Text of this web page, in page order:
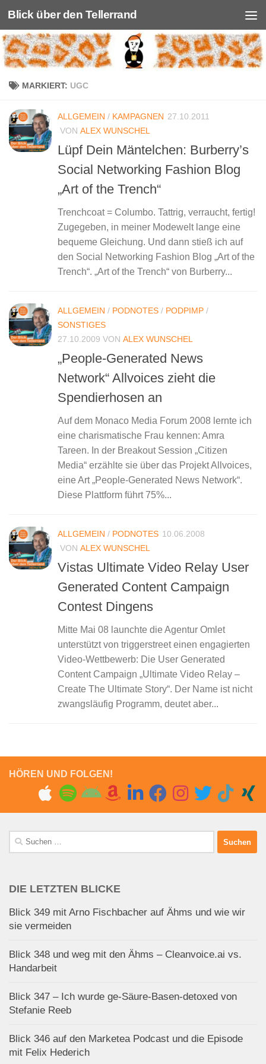
Unter dem Inhalt
Blick über den Tellerrand
MARKIERT: UGC
ALLGEMEIN / KAMPAGNEN 27.10.2011
VON ALEX WUNSCHEL
Lüpf Dein Mäntelchen: Burberry’s
Social Networking Fashion Blog
„Art of the Trench“
Trenchcoat = Columbo. Tattrig, verraucht, fertig!
Zugegeben, in meiner Modewelt lange eine
bequeme Gleichung. Und dann stieß ich auf
den Social Networking Fashion Blog „Art of the
Trench“. „Art of the Trench“ von Burberry...
ALLGEMEIN / PODNOTES / PODPIMP /
SONSTIGES
27.10.2009 VON ALEX WUNSCHEL
„People-Generated News
Network“ Allvoices zieht die
Spendierhosen an
Auf dem Monaco Media Forum 2008 lernte ich
eine charismatische Frau kennen: Amra
Tareen. In der Breakout Session „Citizen
Media“ erzählte sie über das Projekt Allvoices,
eine Art „People-Generated News Network“.
Diese Plattform führt 75%...
ALLGEMEIN / PODNOTES 10.06.2008
VON ALEX WUNSCHEL
Vistas Ultimate Video Relay User
Generated Content Campaign
Contest Dingens
Mitte Mai 08 launchte die Agentur Omlet
unterstützt von triggerstreet einen engagierten
Video-Wettbewerb: Die User Generated
Content Campaign „Ultimate Video Relay –
Create The Ultimate Story“. Der Name ist nicht
zwangsläufig Programm, deutet aber...
HÖREN UND FOLGEN!
Suchen
nach:
DIE LETZTEN BLICKE
Blick 349 mit Arno Fischbacher auf Ähms und wie wir
sie vermeiden
Blick 348 und weg mit den Ähms – Cleanvoice.ai vs.
Handarbeit
Blick 347 – Ich wurde ge-Säure-Basen-detoxed von
Stefanie Reeb
Blick 346 auf den Marketea Podcast und die Episode
mit Felix Hederich